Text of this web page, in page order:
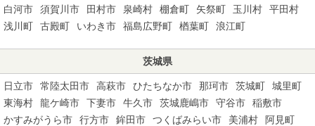
白河市 須賀川市 田村市 泉崎村 棚倉町 矢祭町 玉川村
平田村
浅川町
古殿町 いわき市 福島広野町 楢葉町 浪江町
茨城県
日立市 常陸太田市 高萩市 ひたちなか市 那珂市 茨城町
城里町
東海村
龍ケ崎市 下妻市 牛久市 茨城鹿嶋市 守谷市
稲敷市
かすみがうら市
行方市 鉾田市 つくばみらい市 美浦村
阿見町